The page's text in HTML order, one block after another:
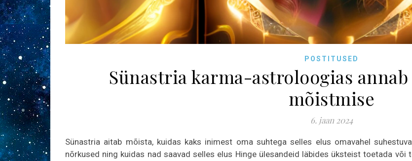
POSTITUSED
Sünastria karma-astroloogias annab
mõistmise
6. jaan 2024
Sünastria aitab mõista, kuidas kaks inimest oma suhtega selles elus omavahel
nõrkused ning kuidas nad saavad selles elus Hinge ülesandeid läbides üksteist toetada